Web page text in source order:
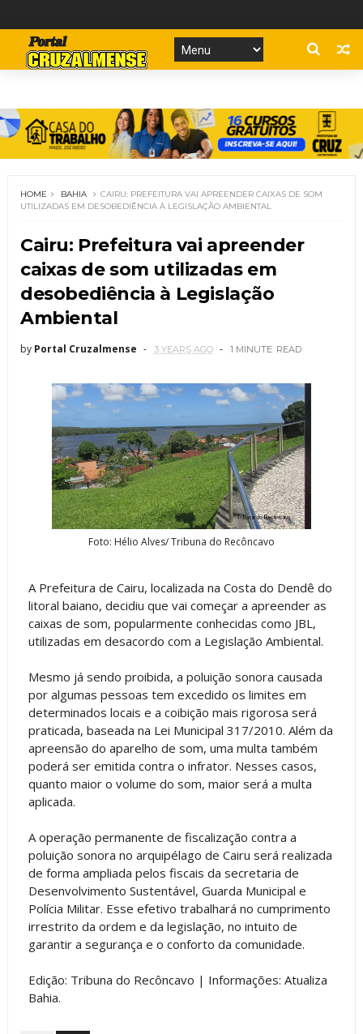
HOME BAHIA
CAIRU: PREFEITURA VAI APREENDER CAIXAS DE SOM
UTILIZADAS EM DESOBEDIÊNCIA À LEGISLAÇÃO AMBIENTAL
Cairu: Prefeitura vai apreender
caixas de som utilizadas em
desobediência à Legislação
Ambiental
by Portal Cruzalmense 3 YEARS AGO 1 MINUTE READ
Foto: Hélio Alves/ Tribuna do Recôncavo
A Prefeitura de Cairu, localizada na Costa do Dendê do
litoral baiano, decidiu que vai começar a apreender as
caixas de som, popularmente conhecidas como JBL,
utilizadas em desacordo com a Legislação Ambiental.
Mesmo já sendo proibida, a poluição sonora causada
por algumas pessoas tem excedido os limites em
determinados locais e a coibição mais rigorosa será
praticada, baseada na Lei Municipal 317/2010. Além da
apreensão do aparelho de som, uma multa também
poderá ser emitida contra o infrator. Nesses casos,
quanto maior o volume do som, maior será a multa
aplicada.
A operação permanente de fiscalização contra a
poluição sonora no arquipélago de Cairu será realizada
de forma ampliada pelos fiscais da secretaria de
Desenvolvimento Sustentável, Guarda Municipal e
Polícia Militar. Esse efetivo trabalhará no cumprimento
irrestrito da ordem e da legislação, no intuito de
garantir a segurança e o conforto da comunidade.
Edição: Tribuna do Recôncavo | Informações: Atualiza
Bahia.